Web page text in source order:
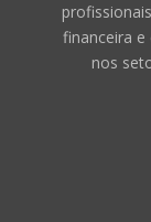
financeira
nos